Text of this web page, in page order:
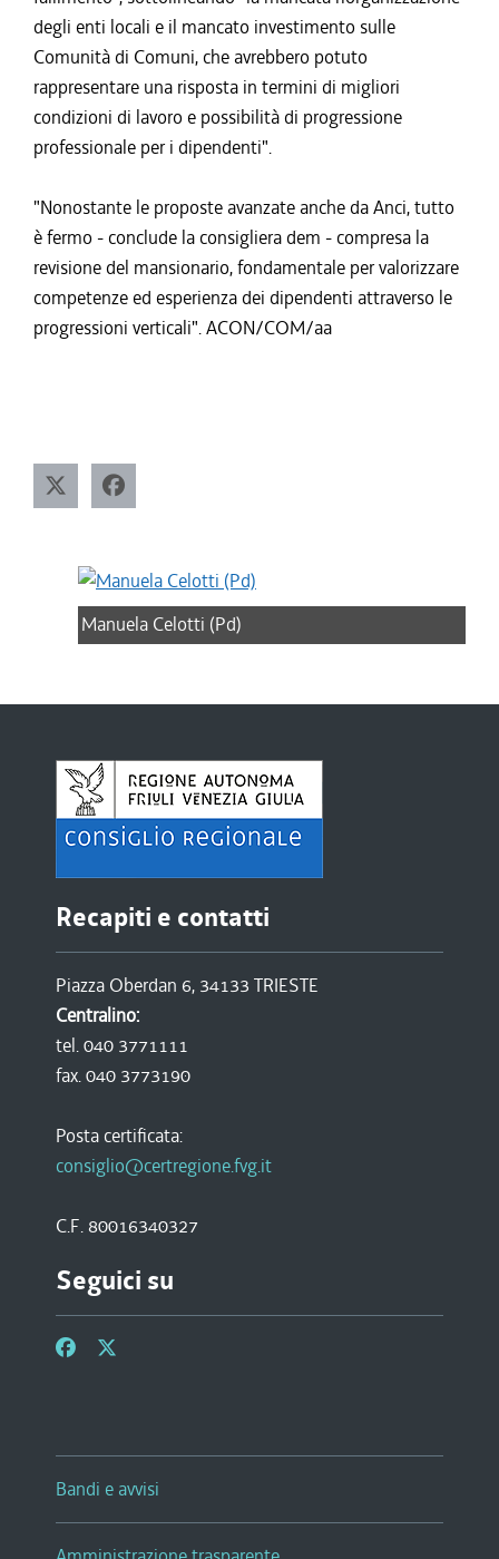
degli enti locali e il mancato investimento sulle
Comunità di Comuni, che avrebbero potuto
rappresentare una risposta in termini di migliori
condizioni di lavoro e possibilità di progressione
professionale per i dipendenti".
"Nonostante le proposte avanzate anche da Anci, tutto
è fermo - conclude la consigliera dem - compresa la
revisione del mansionario, fondamentale per valorizzare
competenze ed esperienza dei dipendenti attraverso le
progressioni verticali". ACON/COM/aa
Manuela Celotti (Pd)
Recapiti e contatti
Piazza Oberdan 6, 34133 TRIESTE
Centralino:
tel. 040 3771111
fax. 040 3773190
Posta certificata:
consiglio@certregione.fvg.it
C.F. 80016340327
Seguici su
Bandi e avvisi